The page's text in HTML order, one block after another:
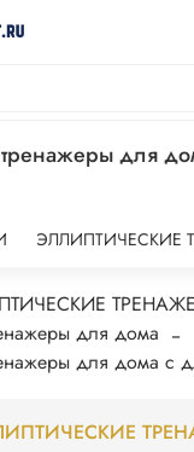
для
ЭЛЛИПТИЧЕСКИЕ
для дома
для дома с